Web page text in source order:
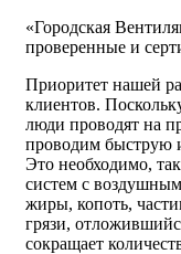
«Городская
проверенные и
Приоритет нашей
клиентов.
люди проводят на
проводим быструю
Это необходимо,
систем с
жиры, копоть,
грязи,
сокращает